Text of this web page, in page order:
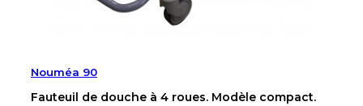
Nouméa 90
Fauteuil de douche à 4 roues. Modèle compact.